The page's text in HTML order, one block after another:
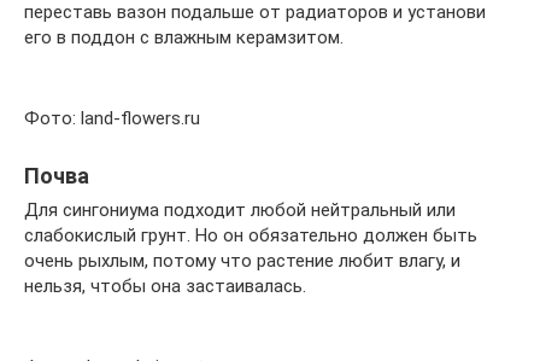
переставь вазон подальше от радиаторов и установи
его в поддон с влажным керамзитом.
Фото: land-flowers.ru
Почва
Для сингониума подходит любой нейтральный или
слабокислый грунт. Но он обязательно должен быть
очень рыхлым, потому что растение любит влагу, и
нельзя, чтобы она застаивалась.